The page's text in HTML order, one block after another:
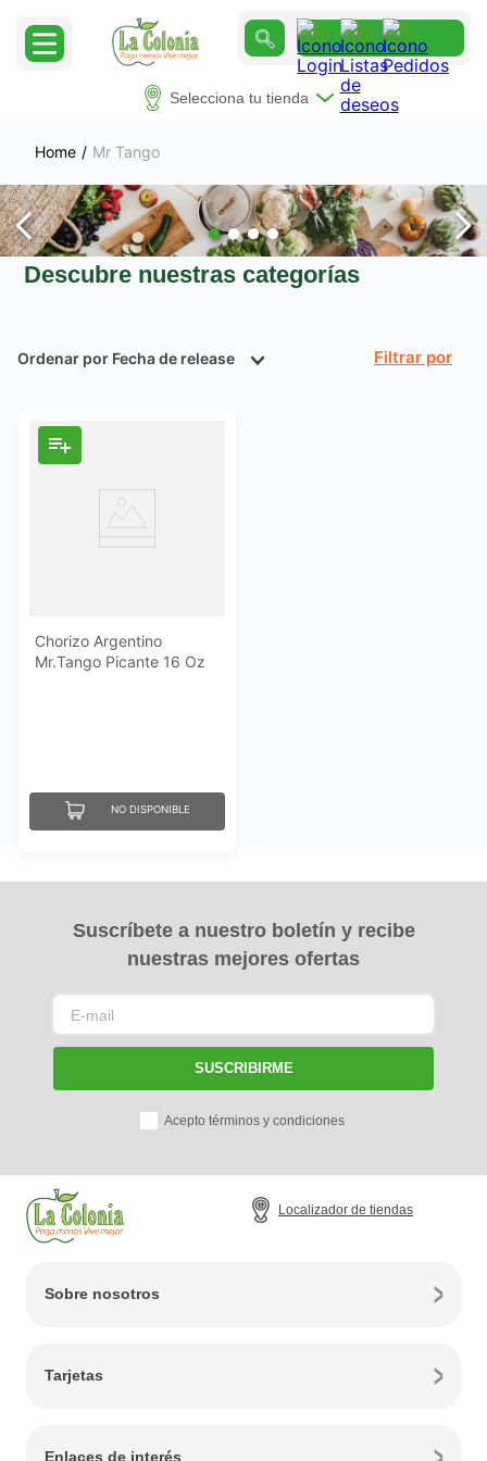
Selecciona tu tienda
Mr Tango
Descubre nuestras categorías
Ordenar por Fecha de release
Chorizo Argentino
Mr.Tango Picante 16 Oz
NO DISPONIBLE
Suscríbete a nuestro boletín y recibe
nuestras mejores ofertas
SUSCRIBIRME
Acepto términos y condiciones
Localizador de tiendas
Sobre nosotros
Tarjetas
Enlaces de interés